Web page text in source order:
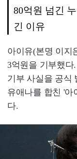
80억원 넘긴
긴 이유
아이유(본명 이지
3억원을 기부했
기부 사실을 공식
유애나를 합친 '아
다.